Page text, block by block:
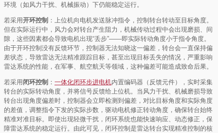
环境（如风力干扰、机械振动）下仍能稳定运行。
若采用开环控制 ：上位机向电机发送脉冲指令，控制转台转动至目标角度。
但在实际运行中，风力会对转台产生阻力，机械传动过程中会出现磨损、间
隙，这些因素都会导致电机出现“丢步”——即实际转动角度小于指令角度。
由于开环控制没有反馈环节，控制器无法知晓这一偏差，转台会一直保持偏
差状态，导致雷达无法精准跟踪目标，甚至出现目标丢失的情况，严重影响
雷达系统的性能，在军事、航空航天等领域，这种偏差可能造成致命后果。
若采用 闭环控制 ： 一体化闭环步进电机内置编码器（反馈元件），实时采集
转台的实际转动角度，并将信号反馈给上位机。当风力干扰、机械磨损导致
转台出现角度偏差时，控制器会立即检测到偏差，对比目标角度和实际角度
的差值，调整指令下发的实际步数，驱动电机修正转动角度，确保转台始终
精准对准目标。即使出现轻微干扰，闭环系统也能快速响应、动态修正，保
障雷达系统的稳定运行。由此可见，闭环控制是雷达转台实现精准控制的核